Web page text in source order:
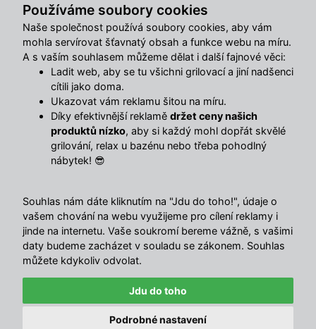
Používáme soubory cookies
Naše společnost používá soubory cookies, aby vám
mohla servírovat šťavnatý obsah a funkce webu na míru.
A s vaším souhlasem můžeme dělat i další fajnové věci:
Ladit web, aby se tu všichni grilovací a jiní nadšenci
cítili jako doma.
Ukazovat vám reklamu šitou na míru.
Díky efektivnější reklamě držet ceny našich
produktů nízko, aby si každý mohl dopřát skvělé
grilování, relax u bazénu nebo třeba pohodlný
nábytek! 😎
Souhlas nám dáte kliknutím na "Jdu do toho!", údaje o
vašem chování na webu využijeme pro cílení reklamy i
jinde na internetu. Vaše soukromí bereme vážně, s vašimi
daty budeme zacházet v souladu se zákonem. Souhlas
můžete kdykoliv odvolat.
Jdu do toho
Podrobné nastavení
sluníčku – přesně pro takové chvíle je tu
set AVENBERG BELFORD. Dvě pohodlná křesla a
praktický stolek s tvrzeným sklem vytvoří útulné místo,
kde si odpočinete sami nebo ve dvou.
Konstrukce tohotosetu zahradního nábytku
a výplet zumělého hnědého ratanuzajišťují dlouhou
životnost i skvělý vzhled.5cm silné sedákys potahem z
180g polyesterové tkaninyposkytnou pohodlí, ať
už si sednete kdykoliv během dne.
Stolek s deskou zčerného 5mm tvrzeného sklaje ideální
na kávu, dezert nebo časopisy – elegantní a praktický
zároveň.
Vlastnosti
Ocelová konstrukce– stabilní a odolná
Právě zakoupeno · před 1 min